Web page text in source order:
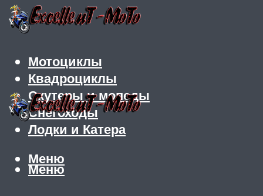
Мотоциклы
Квадроциклы
Скутеры и мопеды
Снегоходы
Лодки и Катера
Меню
Меню